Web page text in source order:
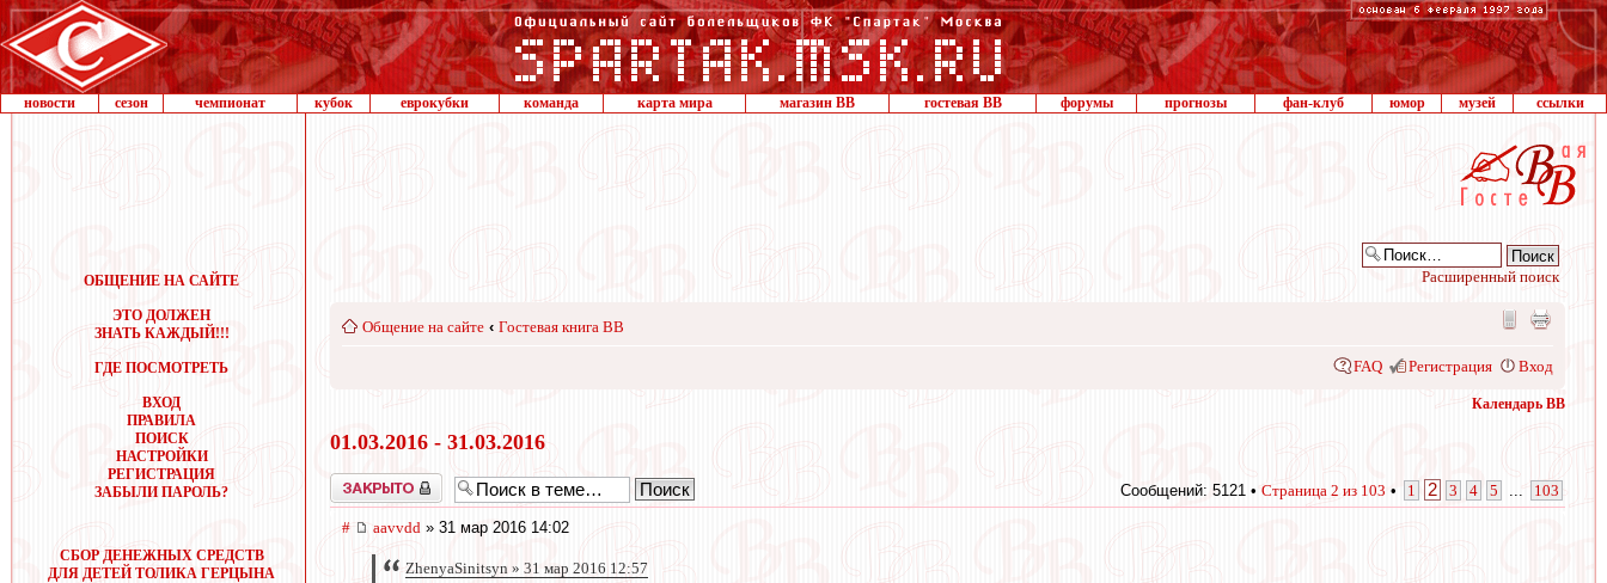
новости сезон чемпионат кубок еврокубки команда карта мира магазин ВВ гостевая ВВ форумы прогнозы фан-клуб юмор музей ссылки
ОБЩЕНИЕ НА САЙТЕ
ЭТО ДОЛЖЕН
ЗНАТЬ КАЖДЫЙ!!!
ГДЕ ПОСМОТРЕТЬ
ВХОД
ПРАВИЛА
ПОИСК
НАСТРОЙКИ
РЕГИСТРАЦИЯ
ЗАБЫЛИ ПАРОЛЬ?
СБОР ДЕНЕЖНЫХ СРЕДСТВ
ДЛЯ ДЕТЕЙ ТОЛИКА ГЕРЦЫНА
Расширенный поиск
Общение на сайте ‹ Гостевая книга ВВ
FAQ Регистрация Вход
Календарь ВВ
01.03.2016 - 31.03.2016
Закрыто Сообщений: 5121 • Страница 2 из 103 • 1 2 3 4 5 103
# aavvdd » 31 мар 2016 14:02
ZhenyaSinitsyn » 31 мар 2016 12:57